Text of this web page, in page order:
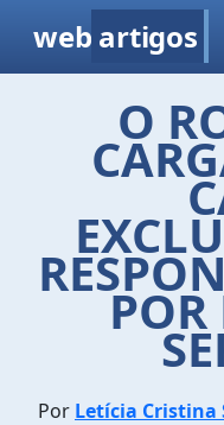
web artigos
O
POR
Por Letícia Cristina